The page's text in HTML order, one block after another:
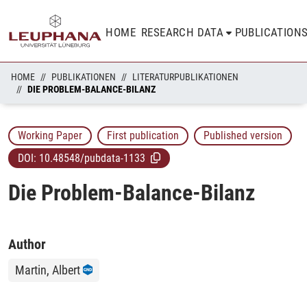
HOME RESEARCH DATA
HOME PUBLIKATIONEN
LITERATURPUBLIKATIONEN
DIE PROBLEM-BALANCE-BILANZ
Working Paper First publication
Published version
DOI: 10.48548/pubdata-1133
Die Problem-Balance-Bilanz
Author
Martin, Albert